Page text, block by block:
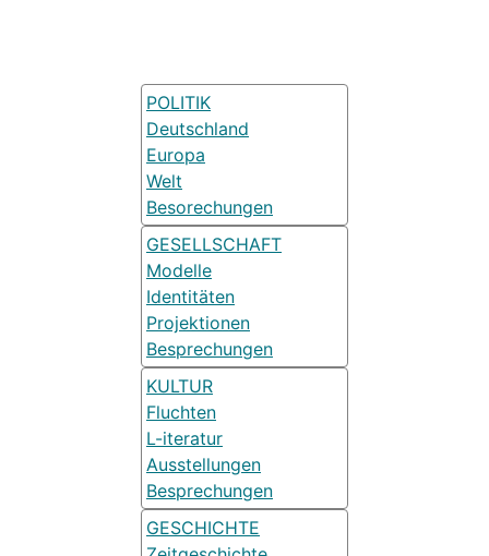
POLITIK
Deutschland
Europa
Welt
Besorechungen
GESELLSCHAFT
Modelle
Identitäten
Projektionen
Besprechungen
KULTUR
Fluchten
L-iteratur
Ausstellungen
Besprechungen
GESCHICHTE